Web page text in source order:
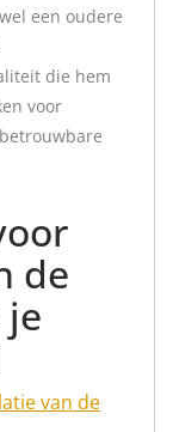
een oudere
die hem
voor
de
van de